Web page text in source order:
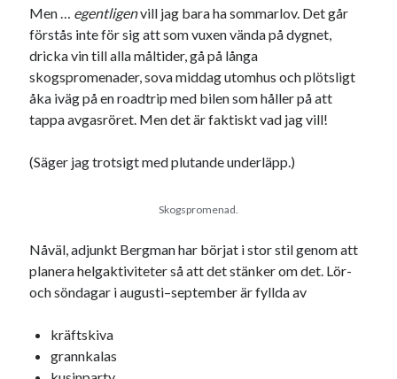
Men … egentligenvill jag bara ha sommarlov. Det går
förstås inte för sig att som vuxen vända på dygnet,
dricka vin till alla måltider, gå på långa
skogspromenader, sova middag utomhus och plötsligt
åka iväg på en roadtrip med bilen som håller på att
tappa avgasröret. Men det är faktiskt vad jag vill!
(Säger jag trotsigt med plutande underläpp.)
Skogspromenad.
Nåväl, adjunkt Bergman har börjat i stor stil genom att
planera helgaktiviteter så att det stänker om det. Lör-
och söndagar i augusti–september är fyllda av
kräftskiva
grannkalas